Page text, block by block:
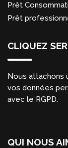
Prêt
Prêt
CLIQUEZ
Nous attachons
vos données
avec le RGPD.
QUI NOUS